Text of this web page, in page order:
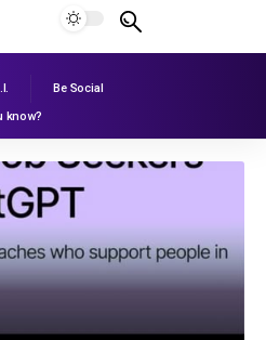
Be Social
know?